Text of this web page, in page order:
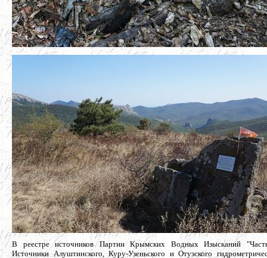
В реестре источников Партии Крымских Водных Изысканий
Источники Алуштинского, Куру-Узеньского и Отузского